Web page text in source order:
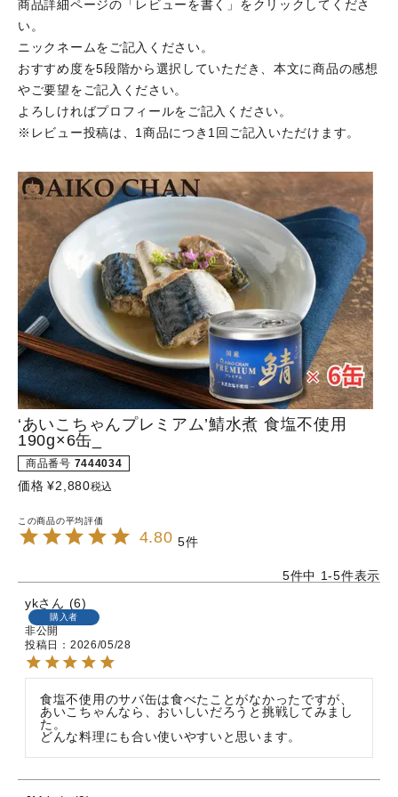
商品詳細ページの「レビューを書く」をクリックしてくださ
い。
ニックネームをご記入ください。
おすすめ度を5段階から選択していただき、本文に商品の感想
やご要望をご記入ください。
よろしければプロフィールをご記入ください。
※レビュー投稿は、1商品につき1回ご記入いただけます。
‘あいこちゃんプレミアム’鯖水煮 食塩不使用
190g×6缶_
商品番号 7444034
価格 ¥2,880税込
4.80 5
5件中 1-5件表示
yk
6
購入者
非公開
投稿日
2026/05/28
食塩不使用のサバ缶は食べたことがなかったですが、
あいこちゃんなら、おいしいだろうと挑戦してみまし
た。
どんな料理にも合い使いやすいと思います。